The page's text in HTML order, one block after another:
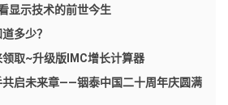
显示技术的前世今生
多少？
领取~升级版IMC增长计算器
启未来章——铟泰中国二十周年庆圆满